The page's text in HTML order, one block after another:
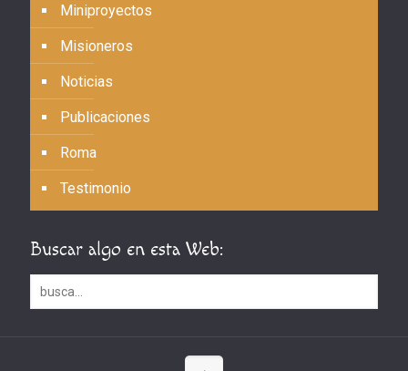
Miniproyectos
Misioneros
Noticias
Publicaciones
Roma
Testimonio
Buscar algo en esta Web: